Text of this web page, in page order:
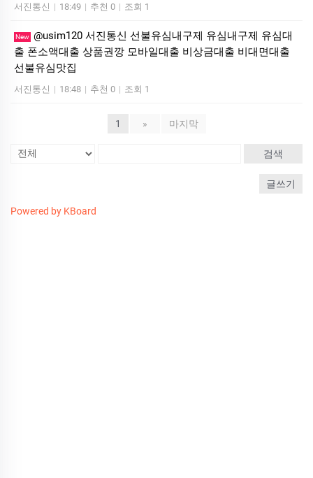
서진통신 | 18:49 | 추천 0 | 조회 1
New @usim120 서진통신 선불유심내구제 유심내구제 유심대
출 폰소액대출 상품권깡 모바일대출 비상금대출 비대면대출
선불유심맛집
서진통신 | 18:48 | 추천 0 | 조회 1
1 » 마지막
검색
글쓰기
Powered by KBoard